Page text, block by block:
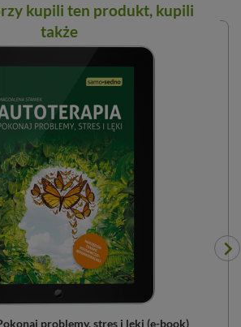
kupili ten produkt, kupili
także
problemy, stres i lęki (e-book)